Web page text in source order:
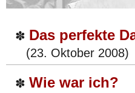
✽ Das perfekte
(23. Oktober 2008)
✽ Wie war ich?